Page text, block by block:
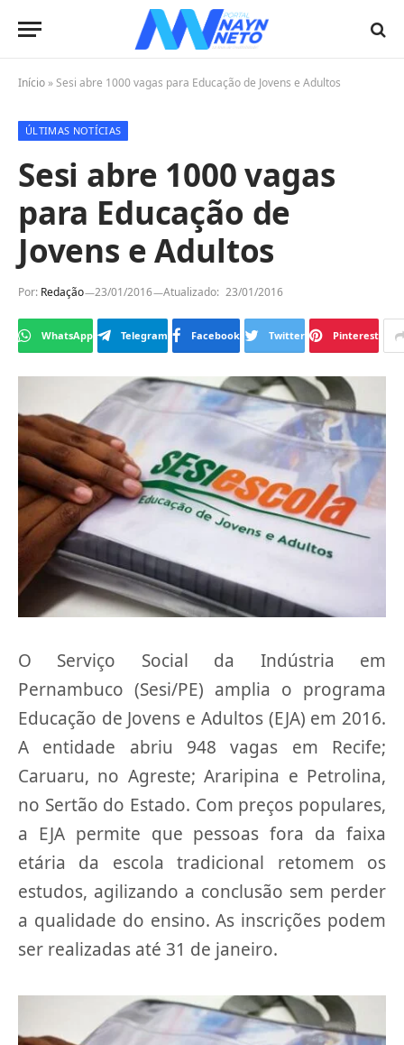
Início »Sesi abre 1000 vagas para Educação de Jovens e Adultos
ÚLTIMAS NOTÍCIAS
Sesi abre 1000 vagas
para Educação de
Jovens e Adultos
Por: Redação 23/01/2016 Atualizado: 23/01/2016
WhatsApp Telegram Facebook Twitter Pinterest
O Serviço Social da Indústria em
Pernambuco (Sesi/PE) amplia o programa
Educação de Jovens e Adultos (EJA) em 2016.
A entidade abriu 948 vagas em Recife;
Caruaru, no Agreste; Araripina e Petrolina,
no Sertão do Estado. Com preços populares,
a EJA permite que pessoas fora da faixa
etária da escola tradicional retomem os
estudos, agilizando a conclusão sem perder
a qualidade do ensino. As inscrições podem
ser realizadas até 31 de janeiro.